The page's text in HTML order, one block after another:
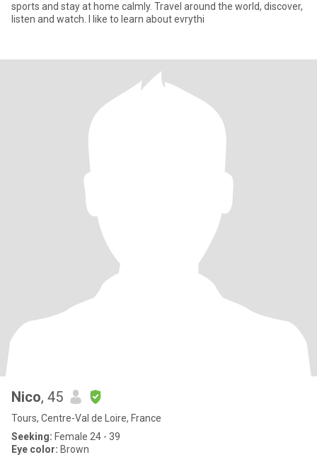
sports and stay at home calmly. Travel around the world, discover,
listen and watch. I like to learn about evrythi
Nico, 45
Tours, Centre-Val de Loire, France
Seeking: Female 24 - 39
Eye color: Brown